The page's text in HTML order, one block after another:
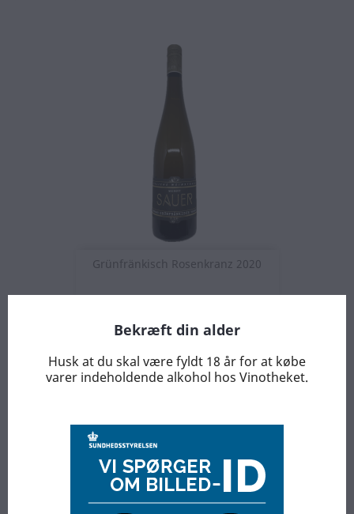
Grünfränkisch Rosenkranz 2020
Bekræft din alder
Husk at du skal være fyldt 18 år for at købe
varer indeholdende alkohol hos Vinotheket.